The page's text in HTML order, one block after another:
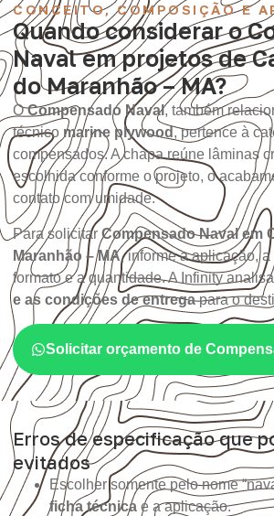
CONCEITO, COMPOSIÇÃO E
Quando considerar o
Naval em projetos de
do Maranhão – MA?
OCompensado Naval, também
técnico marine plywood, pertence à
compensados. A chapa reúne lâminas
escolhida conforme o projeto, o
contato com umidade.
Para solicitar Compensado Naval em
Maranhão – MA, informe a aplicação,
formato e a quantidade. A Infinity
e as condições de entregapara o
Solicitar orçamento de
Erros de especificação que
evitados
Escolher somente pelo nome
ficha técnica e a aplicação.